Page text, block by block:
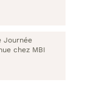
Journée
chez MBI